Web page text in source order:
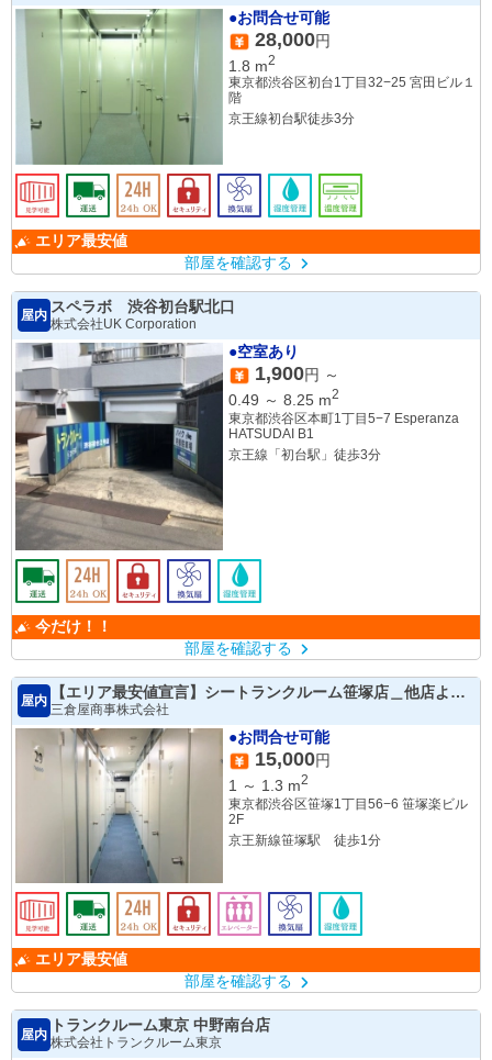
●お問合せ可能
28,000円
1.8 m2
東京都渋谷区初台1丁目32−25 宮田ビル１
階
京王線初台駅徒歩3分
エリア最安値
部屋を確認する
屋内
スペラボ 渋谷初台駅北口
株式会社UK Corporation
●空室あり
1,900円 ～
0.49 ～ 8.25 m2
東京都渋谷区本町1丁目5−7 Esperanza
HATSUDAI B1
京王線「初台駅」徒歩3分
今だけ！！
部屋を確認する
屋内
【エリア最安値宣言】シートランクルーム笹塚店＿他店より
高ければ安くします！！
三倉屋商事株式会社
●お問合せ可能
15,000円
1
～ 1.3 m2
東京都渋谷区笹塚1丁目56−6 笹塚楽ビル
2F
京王新線笹塚駅 徒歩1分
エリア最安値
部屋を確認する
屋内
トランクルーム東京 中野南台店
株式会社トランクルーム東京